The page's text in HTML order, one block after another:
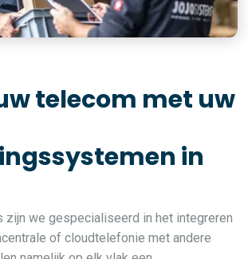
telecom met uw
in
zijn we gespecialiseerd in het integreren
of cloudtelefonie met andere